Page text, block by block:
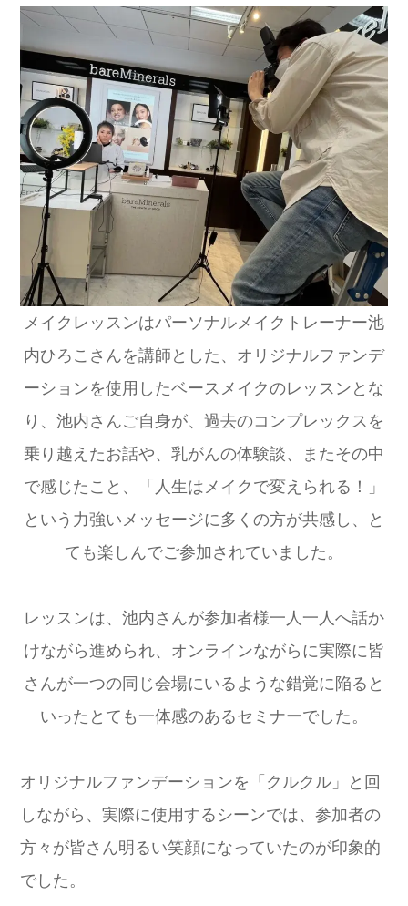
メイクレッスンはパーソナルメイクトレーナー池
内ひろこさんを講師とした、オリジナルファンデ
ーションを使用したベースメイクのレッスンとな
り、池内さんご自身が、過去のコンプレックスを
乗り越えたお話や、乳がんの体験談、またその中
で感じたこと、「人生はメイクで変えられる！」
という力強いメッセージに多くの方が共感し、と
ても楽しんでご参加されていました。
レッスンは、池内さんが参加者様一人一人へ話か
けながら進められ、オンラインながらに実際に皆
さんが一つの同じ会場にいるような錯覚に陥ると
いったとても一体感のあるセミナーでした。
オリジナルファンデーションを「クルクル」と回
しながら、実際に使用するシーンでは、参加者の
方々が皆さん明るい笑顔になっていたのが印象的
でした。